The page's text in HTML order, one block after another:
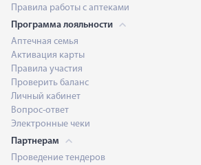
Правила работы с аптеками
Программа лояльности
Аптечная семья
Активация карты
Правила участия
Проверить баланс
Личный кабинет
Вопрос-ответ
Электронные чеки
Партнерам
Проведение тендеров